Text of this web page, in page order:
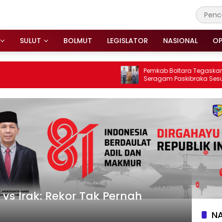
SULUT BOLMUT LEGISLATOR NASIONAL
Pemkab Boltara Tegaskan
Seragam Paskibraka Sesuai
Klarifikasi Isu di Media Sosial
Irak: Rekor Tak Pernah